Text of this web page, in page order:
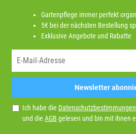
Gartenpflege immer perfekt
5€ bei der nächsten Bestellung
Exklusive Angebote und Rabatte
Newsletter
Ich habe die Datenschutzbestimmungen
und die AGB gelesen und bin mit ihnen